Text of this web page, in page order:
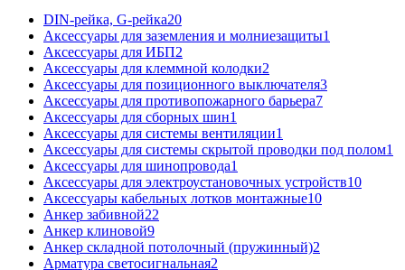
DIN-рейка, G-рейка20
Аксессуары для заземления и молниезащиты1
Аксессуары для ИБП2
Аксессуары для клеммной колодки2
Аксессуары для позиционного выключателя3
Аксессуары для противопожарного барьера7
Аксессуары для сборных шин1
Аксессуары для системы вентиляции1
Аксессуары для системы скрытой проводки под полом1
Аксессуары для шинопровода1
Аксессуары для электроустановочных устройств10
Аксессуары кабельных лотков монтажные10
Анкер забивной22
Анкер клиновой9
Анкер складной потолочный (пружинный)2
Арматура светосигнальная2